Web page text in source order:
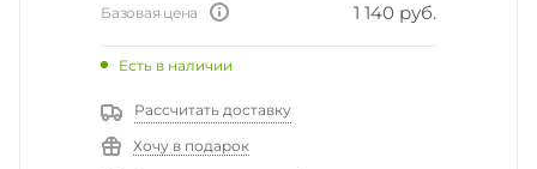
Базовая цена 1 140 руб.
Есть в наличии
Рассчитать доставку
Хочу в подарок